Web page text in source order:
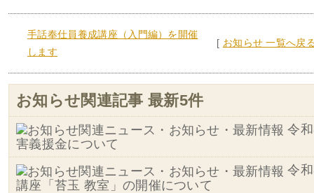
手話奉仕員養成講座（入門編）を開催
します
[ お知らせ 一覧へ戻
お知らせ関連記事 最新5件
令
害義援金について
令
講座「苔玉 教室」の開催について